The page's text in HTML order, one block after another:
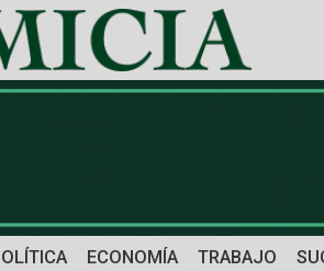
ECONOMÍA TRABAJO